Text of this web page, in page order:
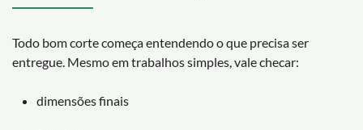
Todo bom corte começa entendendo o que precisa ser
entregue. Mesmo em trabalhos simples, vale checar:
dimensões finais